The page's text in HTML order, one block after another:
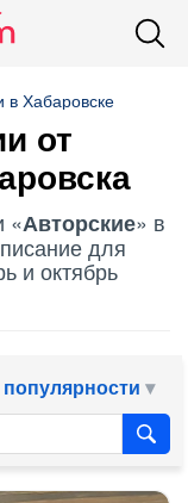
в Хабаровске
от
«Авторские» в
для
и октябрь